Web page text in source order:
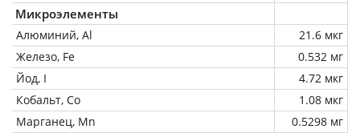
Микроэлементы
Алюминий, Al
21.6 мкг
Железо, Fe
0.532 мг
Йод, I
4.72 мкг
Кобальт, Co
1.08 мкг
Марганец, Mn
0.5298 мг